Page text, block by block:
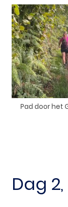
Pad door het
Dag